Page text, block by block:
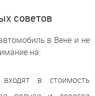
советов
в Вене и не
на:
в стоимость